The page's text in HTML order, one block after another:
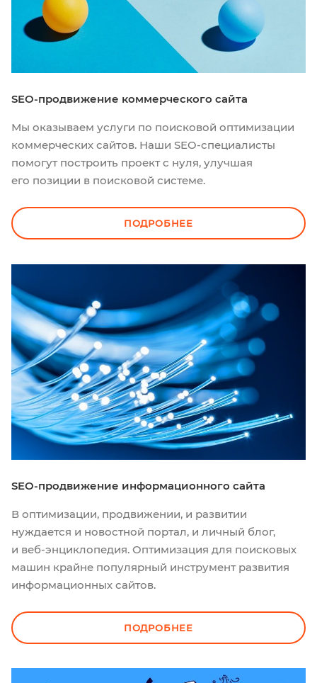
SEO-продвижение коммерческого сайта
Мы оказываем услуги по поисковой оптимизации
коммерческих сайтов. Наши SEO-специалисты
помогут построить проект с нуля, улучшая
его позиции в поисковой системе.
ПОДРОБНЕЕ
SEO-продвижение информационного сайта
В оптимизации, продвижении, и развитии
нуждается и новостной портал, и личный блог,
и веб-энциклопедия. Оптимизация для поисковых
машин крайне популярный инструмент развития
информационных сайтов.
ПОДРОБНЕЕ